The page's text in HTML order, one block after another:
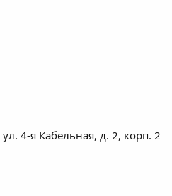
4-я Кабельная, д. 2, корп. 2